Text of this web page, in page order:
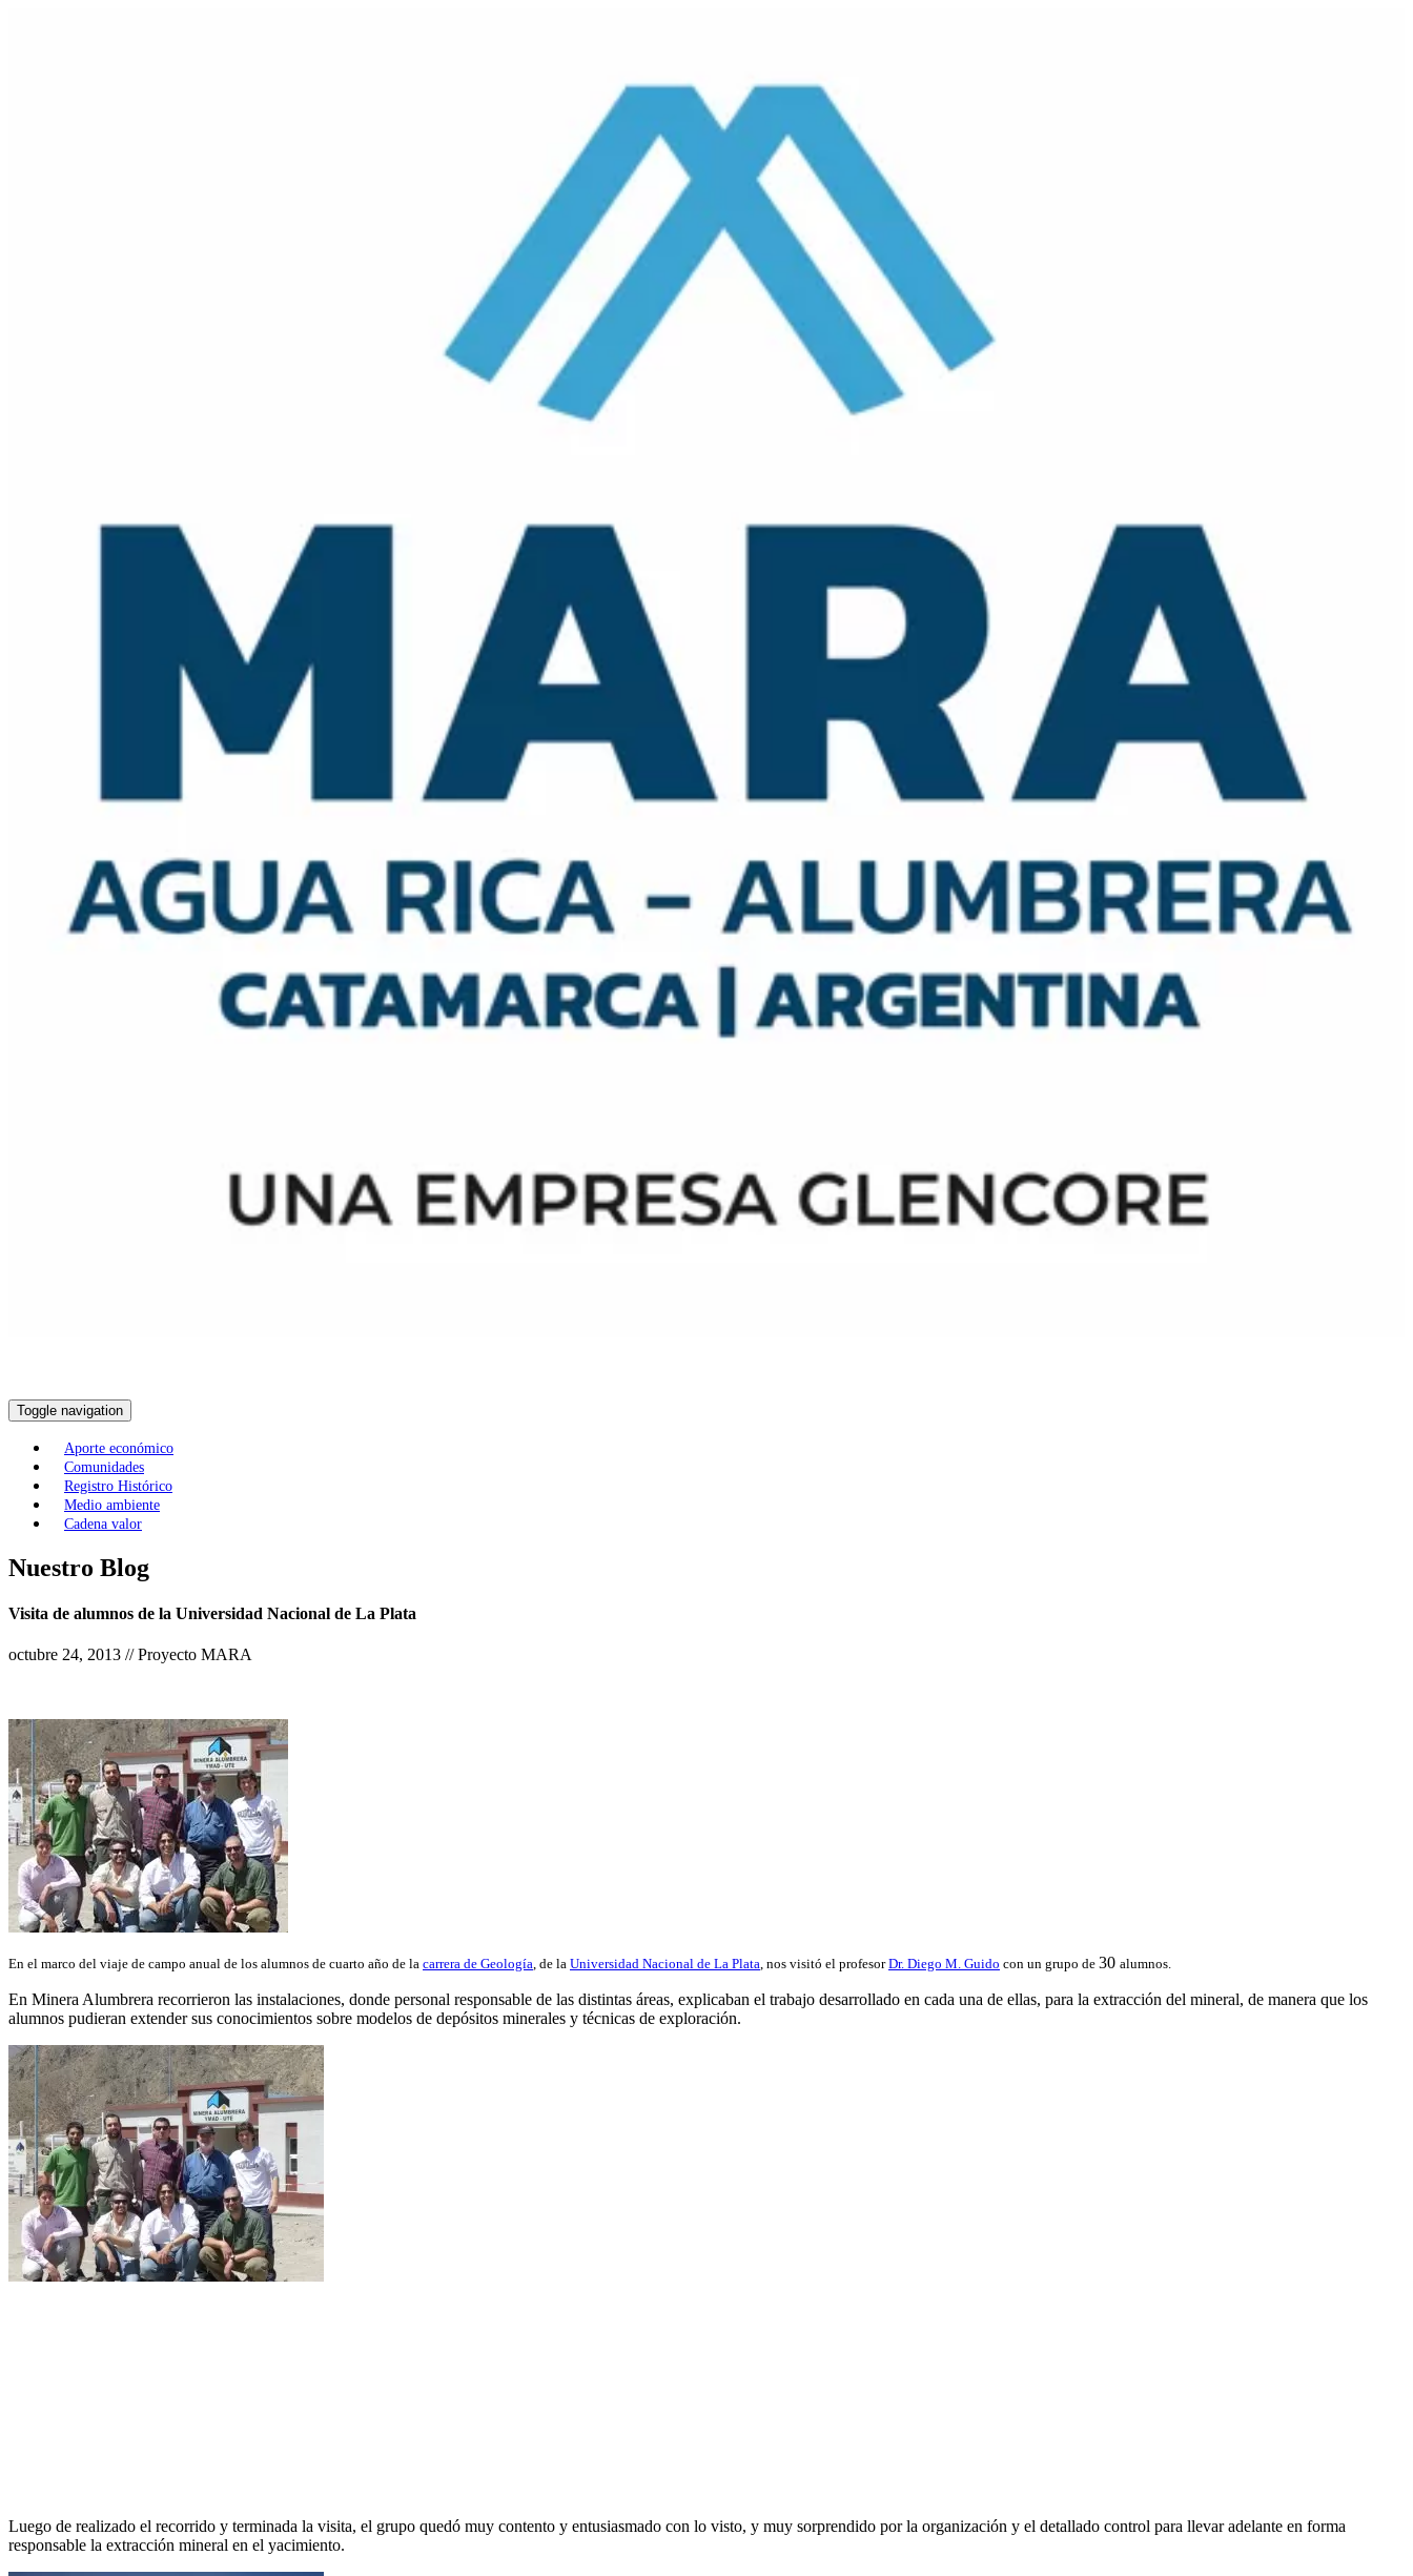
Toggle navigation
Aporte económico
Comunidades
Registro Histórico
Medio ambiente
Cadena valor
Nuestro Blog
Visita de alumnos de la Universidad Nacional de La Plata
octubre 24, 2013 // Proyecto MARA
En el marco del viaje de campo anual de los alumnos de cuarto año de la carrera de Geología, de la Universidad Nacional de La Plata, nos visitó el profesorDr. Diego M. Guido con un grupo de 30 alumnos.
En Minera Alumbrera recorrieron las instalaciones, donde personal responsable de las distintas áreas, explicaban el trabajo desarrollado en cada una de ellas, para la extracción del mineral, de manera que los
alumnos pudieran extender sus conocimientos sobre modelos de depósitos minerales y técnicas de exploración.
Luego de realizado el recorrido y terminada la visita, el grupo quedó muy contento y entusiasmado con lo visto, y muy sorprendido por la organización y el detallado control para llevar adelante en forma
responsable la extracción mineral en el yacimiento.